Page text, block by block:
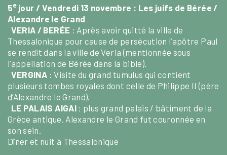
5ejour / Vendredi 13 novembre : Les juifs de Bérée /
Alexandre le Grand
VERIA / BERÉE : Après avoir quitté la ville de
Thessalonique pour cause de persécution l’apôtre Paul
se rendit dans la ville de Veria (mentionnée sous
l’appellation de Bérée dans la bible).
VERGINA : Visite du grand tumulus qui contient
plusieurs tombes royales dont celle de Philippe II (père
d’Alexandre le Grand).
LE PALAIS AIGAI: plus grand palais / bâtiment de la
Grèce antique. Alexandre le Grand fut couronnée en
son sein.
Dîner et nuit à Thessalonique